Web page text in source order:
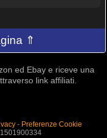
⇑
ed Ebay e riceve una
link affiliati.
- Preferenze Cookie